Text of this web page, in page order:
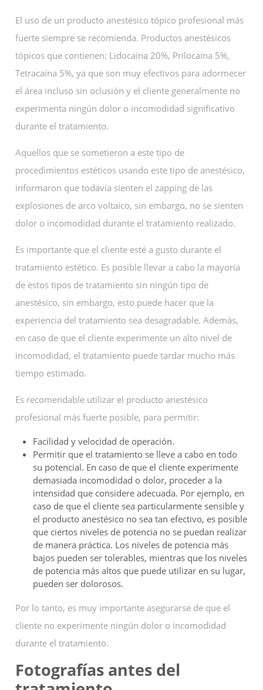
El uso de un producto anestésico tópico profesional más
fuerte siempre se recomienda. Productos anestésicos
tópicos que contienen: Lidocaína 20%, Prilocaína 5%,
Tetracaína 5%, ya que son muy efectivos para adormecer
el área incluso sin oclusión y el cliente generalmente no
experimenta ningún dolor o incomodidad significativo
durante el tratamiento.
Aquellos que se sometieron a este tipo de
procedimientos estéticos usando este tipo de anestésico,
informaron que todavía sienten el zapping de las
explosiones de arco voltaico, sin embargo, no se sienten
dolor o incomodidad durante el tratamiento realizado.
Es importante que el cliente esté a gusto durante el
tratamiento estético. Es posible llevar a cabo la mayoría
de estos tipos de tratamiento sin ningún tipo de
anestésico, sin embargo, esto puede hacer que la
experiencia del tratamiento sea desagradable. Además,
en caso de que el cliente experimente un alto nivel de
incomodidad, el tratamiento puede tardar mucho más
tiempo estimado.
Es recomendable utilizar el producto anestésico
profesional más fuerte posible, para permitir:
Facilidad y velocidad de operación.
Permitir que el tratamiento se lleve a cabo en todo
su potencial. En caso de que el cliente experimente
demasiada incomodidad o dolor, proceder a la
intensidad que considere adecuada. Por ejemplo, en
caso de que el cliente sea particularmente sensible y
el producto anestésico no sea tan efectivo, es posible
que ciertos niveles de potencia no se puedan realizar
de manera práctica. Los niveles de potencia más
bajos pueden ser tolerables, mientras que los niveles
de potencia más altos que puede utilizar en su lugar,
pueden ser dolorosos.
Por lo tanto, es muy importante asegurarse de que el
cliente no experimente ningún dolor o incomodidad
durante el tratamiento.
Fotografías antes del